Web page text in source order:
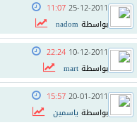
25-12-2011
11:07
بواسطةnadom
10-12-2011
22:24
بواسطةmart
20-01-2011
15:57
بواسطة ياسمين